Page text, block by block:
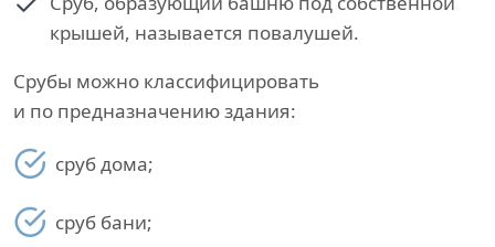
крышей, называется повалушей.
Срубы можно классифицировать
и по предназначению здания:
сруб дома;
сруб бани;